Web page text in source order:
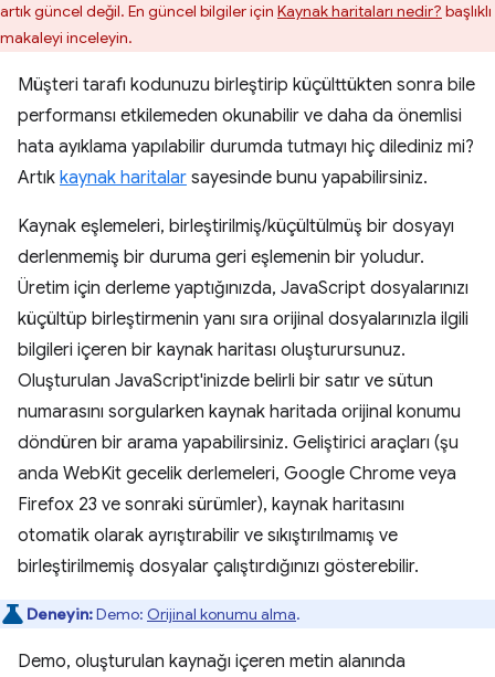
artık güncel değil. En güncel bilgiler için Kaynak haritaları nedir? başlıklı
makaleyi inceleyin.
Müşteri tarafı kodunuzu birleştirip küçülttükten sonra bile
performansı etkilemeden okunabilir ve daha da önemlisi
hata ayıklama yapılabilir durumda tutmayı hiç dilediniz mi?
Artık kaynak haritalar sayesinde bunu yapabilirsiniz.
Kaynak eşlemeleri, birleştirilmiş/küçültülmüş bir dosyayı
derlenmemiş bir duruma geri eşlemenin bir yoludur.
Üretim için derleme yaptığınızda, JavaScript dosyalarınızı
küçültüp birleştirmenin yanı sıra orijinal dosyalarınızla ilgili
bilgileri içeren bir kaynak haritası oluşturursunuz.
Oluşturulan JavaScript'inizde belirli bir satır ve sütun
numarasını sorgularken kaynak haritada orijinal konumu
döndüren bir arama yapabilirsiniz. Geliştirici araçları (şu
anda WebKit gecelik derlemeleri, Google Chrome veya
Firefox 23 ve sonraki sürümler), kaynak haritasını
otomatik olarak ayrıştırabilir ve sıkıştırılmamış ve
birleştirilmemiş dosyalar çalıştırdığınızı gösterebilir.
Deneyin:Demo: Orijinal konumu alma.
Demo, oluşturulan kaynağı içeren metin alanında